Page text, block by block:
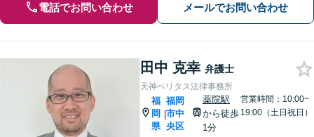
電話でお問い合わせ メールでお問い合わせ
田中 克幸 弁護士
天神ベリタス法律事務所
福
岡
県
|
福岡
市中
央区
薬院駅
から徒歩
1分
営業時間：10:00~
19:00（土日祝日）